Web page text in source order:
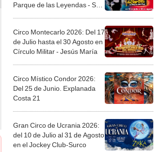
Parque de las Leyendas - San
Circo Montecarlo 2026: Del 17
de Julio hasta el 30 Agosto en
Círculo Militar - Jesús María
Circo Místico Condor 2026:
Del 25 de Junio. Explanada
Costa 21
Gran Circo de Ucrania 2026:
del 10 de Julio al 31 de Agosto
en el Jockey Club-Surco